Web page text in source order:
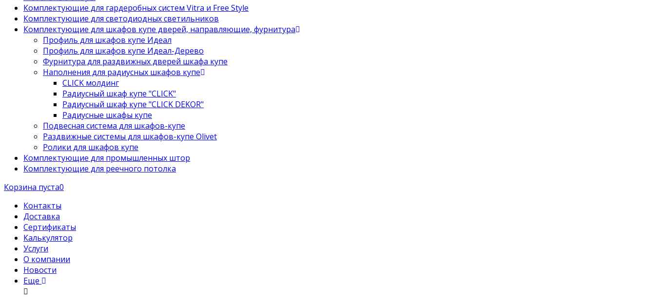
Комплектующие для гардеробных систем Vitra и Free Style
Комплектующие для светодиодных светильников
Комплектующие для шкафов купе дверей, направляющие, фурнитура
Профиль для шкафов купе Идеал
Профиль для шкафов купе Идеал-Дерево
Фурнитура для раздвижных дверей шкафа купе
Наполнения для радиусных шкафов купе
CLICK молдинг
Радиусный шкаф купе "CLICK"
Радиусный шкаф купе "CLICK DEKOR"
Радиусные шкафы купе
Подвесная система для шкафов-купе
Раздвижные системы для шкафов-купе Olivet
Ролики для шкафов купе
Комплектующие для промышленных штор
Комплектующие для реечного потолка
Корзина пуста0
Контакты
Доставка
Сертификаты
Калькулятор
Услуги
О компании
Новости
Еще